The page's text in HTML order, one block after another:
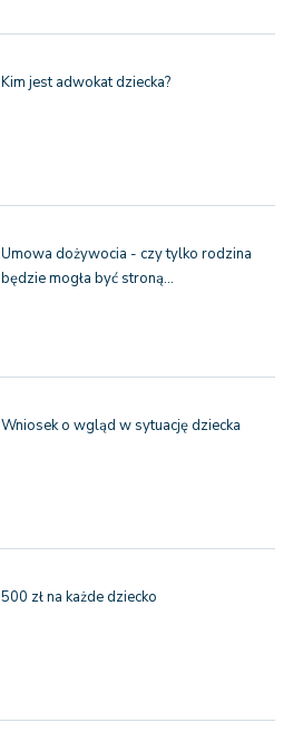
Kim jest adwokat dziecka?
Umowa dożywocia - czy tylko rodzina
będzie mogła być stroną…
Wniosek o wgląd w sytuację dziecka
500 zł na każde dziecko